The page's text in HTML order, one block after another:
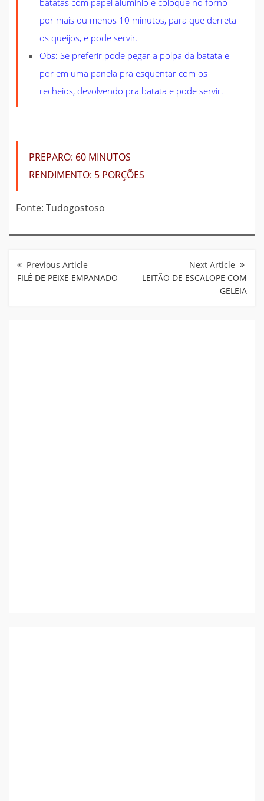
por mais ou menos 10 minutos, para que derreta
os queijos, e pode servir.
Obs: Se preferir pode pegar a polpa da batata e
por em uma panela pra esquentar com os
recheios, devolvendo pra batata e pode servir.
PREPARO: 60 MINUTOS
RENDIMENTO: 5 PORÇÕES
Fonte: Tudogostoso
de
Post
FILÉ DE PEIXE EMPANADO
LEITÃO DE ESCALOPE COM
GELEIA